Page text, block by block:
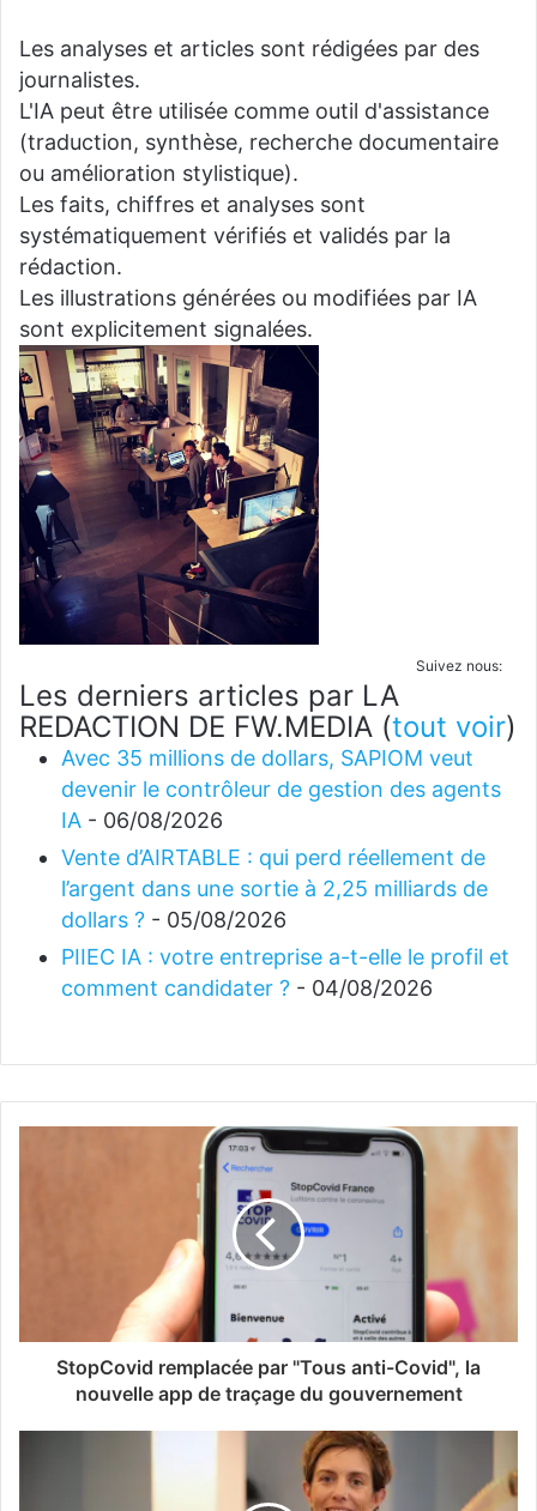
Les analyses et articles sont rédigées par des
journalistes.
L'IA peut être utilisée comme outil d'assistance
(traduction, synthèse, recherche documentaire
ou amélioration stylistique).
Les faits, chiffres et analyses sont
systématiquement vérifiés et validés par la
rédaction.
Les illustrations générées ou modifiées par IA
sont explicitement signalées.
Suivez nous:
Les derniers articles par LA
REDACTION DE FW.MEDIA (tout voir)
Avec 35 millions de dollars, SAPIOM veut
devenir le contrôleur de gestion des agents
IA - 06/08/2026
Vente d’AIRTABLE : qui perd réellement de
l’argent dans une sortie à 2,25 milliards de
dollars ? - 05/08/2026
PIIEC IA : votre entreprise a-t-elle le profil et
comment candidater ? - 04/08/2026
StopCovid remplacée par "Tous anti-Covid", la
nouvelle app de traçage du gouvernement